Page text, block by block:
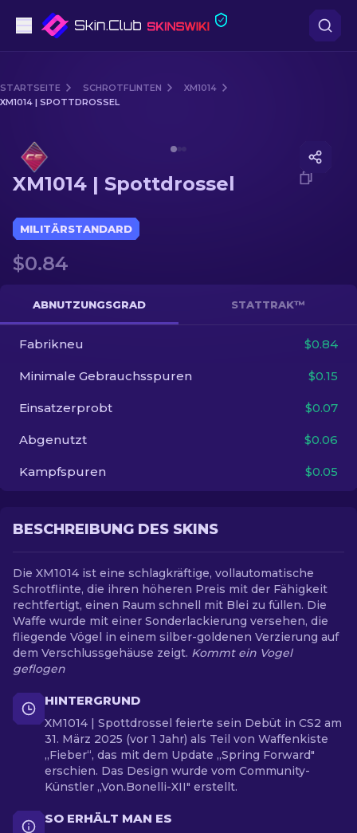
Mittelklasse
Scharfschützengewehr
Messer
Handschuh
Kisten
Andere
STARTSEITE SCHROTFLINTEN
XM1014
XM1014 | SPOTTDROSSEL
XM1014 | Spottdrossel
MILITÄRSTANDARD
$0.84
ABNUTZUNGSGRAD STATTRAK™
Fabrikneu $0.84
Minimale Gebrauchsspuren $0.15
Einsatzerprobt $0.07
Abgenutzt $0.06
Kampfspuren $0.05
BESCHREIBUNG DES SKINS
Die XM1014 ist eine schlagkräftige, vollautomatische
Schrotflinte, die ihren höheren Preis mit der Fähigkeit
rechtfertigt, einen Raum schnell mit Blei zu füllen. Die
Waffe wurde mit einer Sonderlackierung versehen, die
fliegende Vögel in einem silber-goldenen Verzierung auf
dem Verschlussgehäuse zeigt. Kommt ein Vogel
geflogen
HINTERGRUND
XM1014 | Spottdrossel feierte sein Debüt in CS2 am
31. März 2025 (vor 1 Jahr) als Teil von Waffenkiste
„Fieber“, das mit dem Update „Spring Forward"
erschien. Das Design wurde vom Community-
Künstler „Von.Bonelli-XII" erstellt.
SO ERHÄLT MAN ES